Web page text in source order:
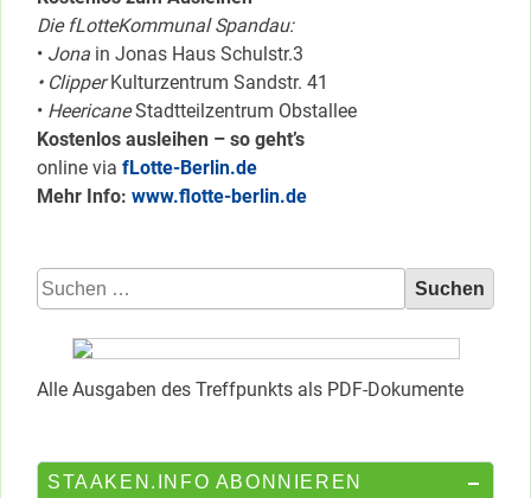
Die fLotteKommunal Spandau:
• Jona in Jonas Haus Schulstr.3
• ClipperKulturzentrum Sandstr. 41
• HeericaneStadtteilzentrum Obstallee
Kostenlos ausleihen – so geht’s
online via fLotte-Berlin.de
Mehr Info: www.flotte-berlin.de
Suchen
nach:
Alle Ausgaben des Treffpunkts als PDF-Dokumente
STAAKEN.INFO ABONNIEREN